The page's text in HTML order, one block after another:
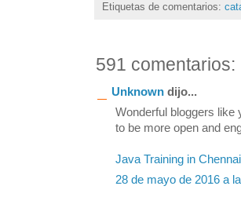
Etiquetas de comentarios:
591 comentarios:
Unknown dijo...
Wonderful bloggers like
to be more open and
Java Training in Chennai
28 de mayo de 2016 a